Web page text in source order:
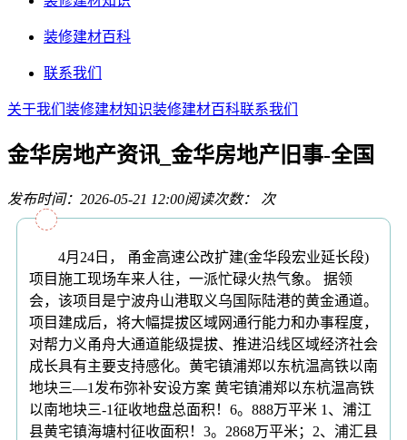
装修建材百科
联系我们
关于我们 装修建材知识装修建材百科联系我们
金华房地产资讯_金华房地产旧事-全国
发布时间：2026-05-21 12:00阅读次数： 次
4月24日， 甬金高速公改扩建(金华段宏业延长段)
项目施工现场车来人往，一派忙碌火热气象。 据领
会，该项目是宁波舟山港取义乌国际陆港的黄金通道。
项目建成后，将大幅提拔区域网通行能力和办事程度，
对帮力义甬舟大通道能级提拔、推进沿线区域经济社会
成长具有主要支持感化。黄宅镇浦郑以东杭温高铁以南
地块三—1发布弥补安设方案 黄宅镇浦郑以东杭温高铁
以南地块三-1征收地盘总面积！6。888万平米 1、浦江
县黄宅镇海塘村征收面积！3。2868万平米；2、浦汇县